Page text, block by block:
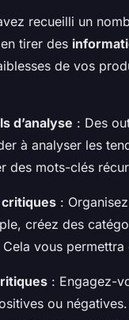
recueilli un
tirer des
de vos
d’analyse : Des
à analyser les
des mots-clés
:
créez des
Cela vous
: Engagez-
ou